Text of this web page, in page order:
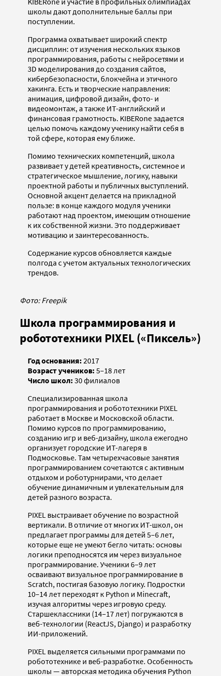
школы дают дополнительные баллы при
поступлении.
Программа охватывает широкий спектр
дисциплин: от изучения нескольких языков
программирования, работы с нейросетями и
3D моделирования до создания сайтов,
кибербезопасности, блокчейна и этичного
хакинга. Есть и творческие направления:
анимация, цифровой дизайн, фото- и
видеомонтаж, а также ИТ-английский и
финансовая грамотность. KIBERone задается
целью помочь каждому ученику найти себя в
той сфере, которая ему ближе.
Помимо технических компетенций, школа
развивает у детей креативность, системное и
стратегическое мышление, логику, навыки
проектной работы и публичных выступлений.
Основной акцент делается на прикладной
пользе: в конце каждого модуля ученики
работают над проектом, имеющим отношение
к их собственной жизни. Это поддерживает
мотивацию и заинтересованность.
Содержание курсов обновляется каждые
полгода с учетом актуальных технологических
трендов.
Фото: Freepik
Школа программирования и
робототехники PIXEL («Пиксель»)
Год основания: 2017
Возраст учеников: 5–18 лет
Число школ: 30 филиалов
Специализированная школа
программирования и робототехники PIXEL
работает в Москве и Московской области.
Помимо курсов по программированию,
созданию игр и веб-дизайну, школа ежегодно
организует городские ИТ-лагеря в
Подмосковье. Там четырехчасовые занятия
программированием сочетаются с активным
отдыхом и роботурнирами, что делает
обучение динамичным и увлекательным для
детей разного возраста.
PIXEL выстраивает обучение по возрастной
вертикали. В отличие от многих ИТ-школ, он
предлагает программы для детей 5–6 лет,
которые еще не умеют бегло читать: основы
логики преподносятся им через визуальное
программирование. Ученики 6–9 лет
осваивают визуальное программирование в
Scratch, постигая базовую логику. Подростки
10–14 лет переходят к Python и Minecraft,
изучая алгоритмы через игровую среду.
Старшеклассники (14–17 лет) погружаются в
веб-технологии (ReactJS, Django) и разработку
ИИ-приложений.
PIXEL выделяется сильными программами по
робототехнике и веб-разработке. Особенность
школы — авторская методика обучения Python